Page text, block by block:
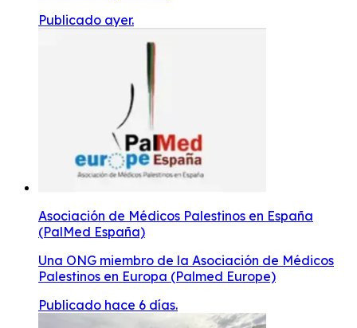
Publicado ayer.
Asociación de Médicos Palestinos en España
(PalMed España)
Una ONG miembro de la Asociación de Médicos
Palestinos en Europa (Palmed Europe)
Publicado hace 6 días.